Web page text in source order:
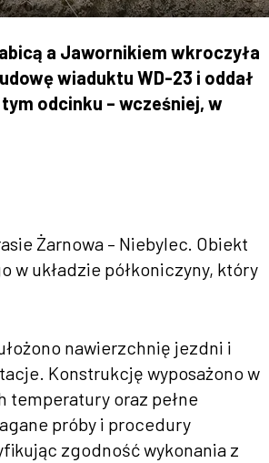
a Jawornikiem wkroczyła
wiaduktu WD-23 i oddał
odcinku – wcześniej, w
Żarnowa – Niebylec. Obiekt
w układzie półkoniczyny, który
nawierzchnię jezdni i
Konstrukcję wyposażono w
temperatury oraz pełne
próby i procedury
zgodność wykonania z